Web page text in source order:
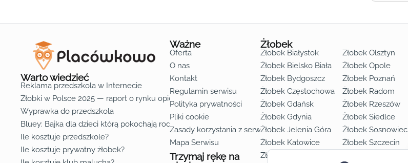
Warto wiedzieć
Reklama przedszkola w Internecie
Żłobki w Polsce 2025 — raport o rynku opieki nad dziećmi do lat 3
Wyprawka do przedszkola
Bluey: Bajka dla dzieci którą pokochają rodzice
Ile kosztuje przedszkole?
Ile kosztuje prywatny żłobek?
Ważne
Oferta
O nas
Kontakt
Regulamin serwisu
Polityka prywatności
Pliki cookie
Zasady korzystania z serwisu
Mapa Serwisu
Trzymaj rękę na
Żłobek
Żłobek Białystok
Żłobek Bielsko Biała
Żłobek Bydgoszcz
Żłobek Częstochowa
Żłobek Gdańsk
Żłobek Gdynia
Żłobek Jelenia Góra
Żłobek Katowice
Żłobek Kielce
Żłobek Olsztyn
Żłobek Opole
Żłobek Poznań
Żłobek Radom
Żłobek Rzeszów
Żłobek Siedlce
Żłobek Sosnowiec
Żłobek Szczecin